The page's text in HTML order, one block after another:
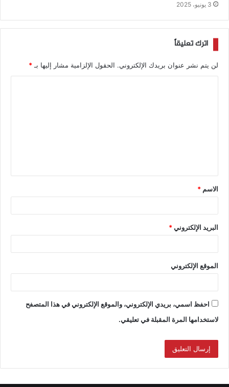
3 يونيو، 2025
اترك تعليقاً
لن يتم نشر عنوان بريدك الإلكتروني. الحقول الإلزامية مشار إليها بـ*
الاسم *
البريد الإلكتروني*
الموقع الإلكتروني
احفظ اسمي، بريدي الإلكتروني، والموقع الإلكتروني في هذا المتصفح
لاستخدامها المرة المقبلة في تعليقي.